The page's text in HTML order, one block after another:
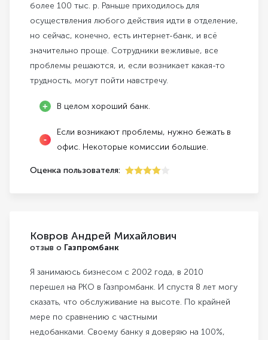
более 100 тыс. р. Раньше приходилось для
осуществления любого действия идти в отделение,
но сейчас, конечно, есть интернет-банк, и всё
значительно проще. Сотрудники вежливые, все
проблемы решаются, и, если возникает какая-то
трудность, могут пойти навстречу.
В целом хороший банк.
Если возникают проблемы, нужно бежать в
офис. Некоторые комиссии большие.
Оценка пользователя:
Ковров Андрей Михайлович
отзыв о Газпромбанк
Я занимаюсь бизнесом с 2002 года, в 2010
перешел на РКО в Газпромбанк. И спустя 8 лет могу
сказать, что обслуживание на высоте. По крайней
мере по сравнению с частными
недобанками. Своему банку я доверяю на 100%,